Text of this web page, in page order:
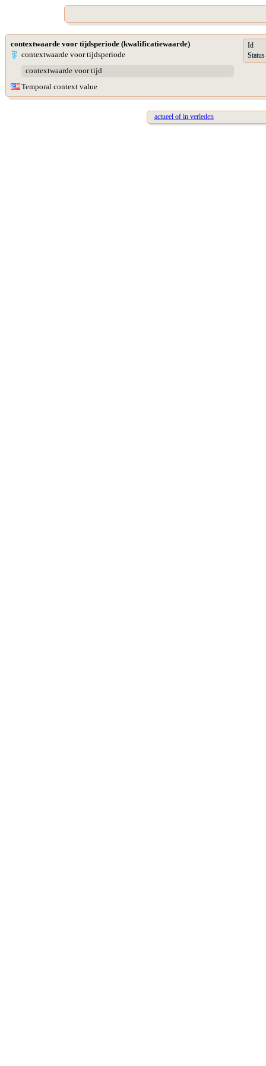
contextwaarde voor tijdsperiode (kwalificatiewaarde)
contextwaarde voor tijdsperiode
contextwaarde voor tijd
Temporal context value
Id
Status
actueel of in verleden